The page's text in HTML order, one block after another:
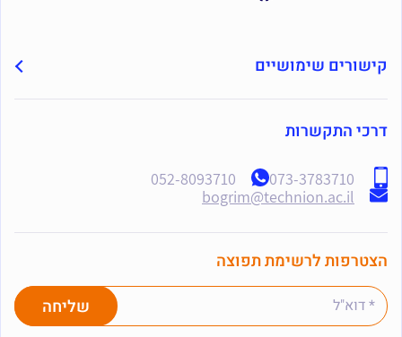
קישורים שימושיים
דרכי התקשרות
073-3783710
052-8093710
bogrim@technion.ac.il
הצטרפות לרשימת תפוצה